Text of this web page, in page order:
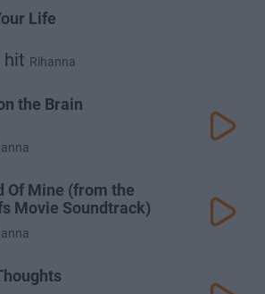
Life
hit Rihanna
the Brain
Of Mine (from the
Movie Soundtrack)